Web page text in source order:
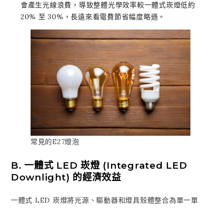
會產生光線浪費，導致整體光學效率較一體式崁燈低約
20% 至 30%，長遠來看電費節省幅度略遜。
常見的E27燈泡
B. 一體式 LED 崁燈 (Integrated LED
Downlight) 的經濟效益
一體式 LED 崁燈將光源、驅動器和燈具殼體整合為單一單